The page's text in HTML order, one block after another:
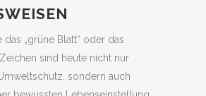
„grüne Blatt“ oder das
sind heute nicht nur
sondern auch